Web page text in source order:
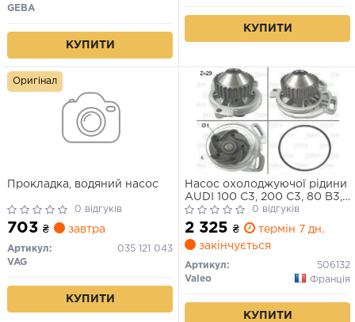
GEBA
КУПИТИ
КУПИТИ
Прокладка, водяний насос
0 відгуків
703 ₴ завтра
Артикул:
035 121 043
VAG
КУПИТИ
Оригінал
Насос охолоджуючої рідини
AUDI 100 C3, 200 C3, 80 B3,
90 B2, 90 B3, CABRIOLET B3,
COUPE B2, COUPE B3,
QUATTRO 1.9-2.3 07.80-12.96
0 відгуків
2 325 ₴
термін 7 дн.
закінчується
Артикул:
506132
Valeo
Франція
КУПИТИ